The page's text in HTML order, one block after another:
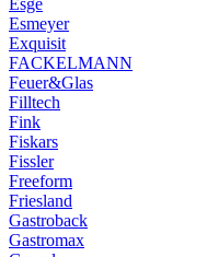
Esge
Esmeyer
Exquisit
FACKELMANN
Feuer&Glas
Filltech
Fink
Fiskars
Fissler
Freeform
Friesland
Gastroback
Gastromax